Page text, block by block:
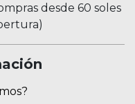
desde 60 soles